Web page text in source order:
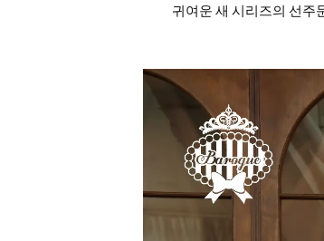
귀여운 새 시리즈의 선주